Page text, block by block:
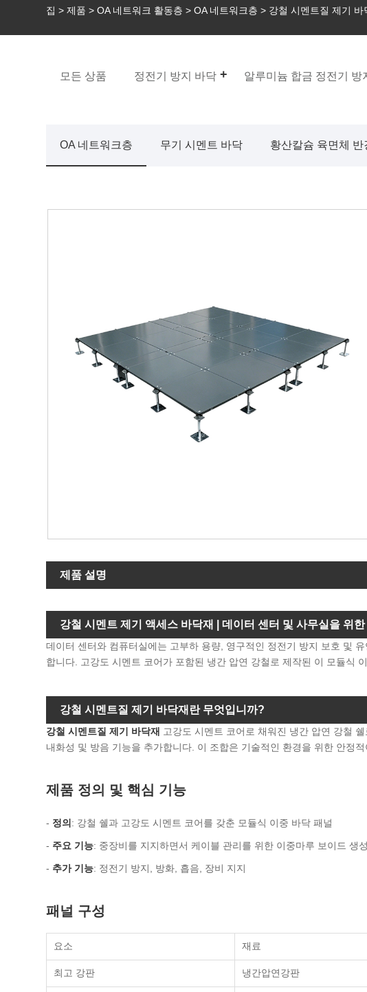
집 > 제품 >OA 네트워크 활동층 >OA 네트워크층 > 강철 시멘트질 제기 바
모든 상품 정전기 방지 바닥 알루미늄 합금 정전기 방
OA 네트워크층 무기 시멘트 바닥 황산칼슘 육면체 반
제품 설명
강철 시멘트 제기 액세스 바닥재 | 데이터 센터 및 사무실을 위한
데이터 센터와 컴퓨터실에는 고부하 용량, 영구적인 정전기 방지 보호 및
합니다. 고강도 시멘트 코어가 포함된 냉간 압연 강철로 제작된 이 모듈식
강철 시멘트질 제기 바닥재란 무엇입니까?
강철 시멘트질 제기 바닥재 고강도 시멘트 코어로 채워진 냉간 압연 강철
내화성 및 방음 기능을 추가합니다. 이 조합은 기술적인 환경을 위한 안정
제품 정의 및 핵심 기능
- 정의 : 강철 쉘과 고강도 시멘트 코어를 갖춘 모듈식 이중 바닥 패널
- 주요 기능: 중장비를 지지하면서 케이블 관리를 위한 이중마루 보이드 생성
- 추가 기능: 정전기 방지, 방화, 흡음, 장비 지지
패널 구성
요소 재료
최고 강판 냉간압연강판